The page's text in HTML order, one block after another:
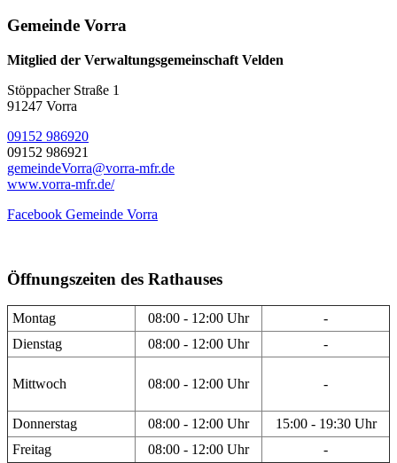
Gemeinde Vorra
Mitglied der Verwaltungsgemeinschaft Velden
Stöppacher Straße 1
91247 Vorra
09152 986920
09152 986921
gemeindeVorra@vorra-mfr.de
www.vorra-mfr.de/
Facebook Gemeinde Vorra
Öffnungszeiten des Rathauses
Montag 08:00 - 12:00 Uhr
-
Dienstag
08:00 - 12:00 Uhr -
Mittwoch 08:00 - 12:00 Uhr -
Donnerstag 08:00 - 12:00 Uhr
15:00 - 19:30 Uhr
Freitag
08:00 - 12:00 Uhr -